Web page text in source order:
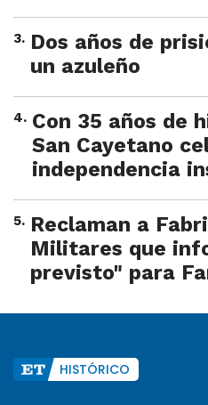
3. Dos años de
un azuleño
4. Con 35 años de
San Cayetano
independencia
5. Reclaman a
Militares que
previsto" para
HISTÓRICO